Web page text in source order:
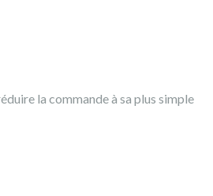
la commande à sa plus simple